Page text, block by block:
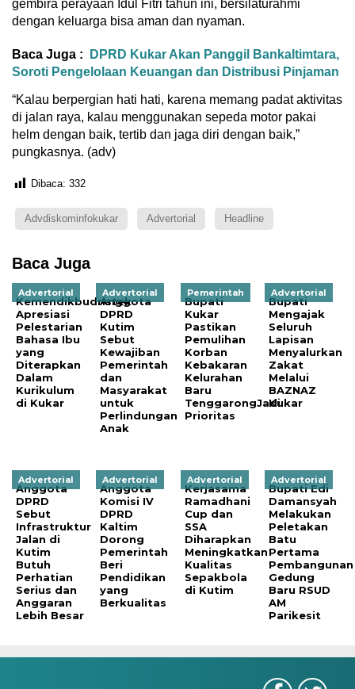
gembira perayaan Idul Fitri tahun ini, bersilaturahmi
dengan keluarga bisa aman dan nyaman.
Baca Juga :
DPRD Kukar Akan Panggil Bankaltimtara,
Soroti Pengelolaan Keuangan dan Distribusi Pinjaman
“Kalau berpergian hati hati, karena memang padat aktivitas
di jalan raya, kalau menggunakan sepeda motor pakai
helm dengan baik, tertib dan jaga diri dengan baik,”
pungkasnya. (adv)
Dibaca: 332
Advdiskominfokukar Advertorial Headline
Baca Juga
Advertorial
Kemendikbudristek
Apresiasi
Pelestarian
Bahasa Ibu
yang
Diterapkan
Dalam
Kurikulum
di Kukar
Advertorial
Anggota
DPRD
Kutim
Sebut
Kewajiban
Pemerintah
dan
Masyarakat
untuk
Perlindungan
Anak
Pemerintah
Bupati
Kukar
Pastikan
Pemulihan
Korban
Kebakaran
Kelurahan
Baru
TenggarongJadi
Prioritas
Advertorial
Bupati
Mengajak
Seluruh
Lapisan
Menyalurkan
Zakat
Melalui
BAZNAZ
Kukar
Advertorial
Anggota
DPRD
Sebut
Infrastruktur
Jalan di
Kutim
Butuh
Perhatian
Serius dan
Anggaran
Lebih Besar
Advertorial
Anggota
Komisi IV
DPRD
Kaltim
Dorong
Pemerintah
Beri
Pendidikan
yang
Berkualitas
Advertorial
Kerjasama
Ramadhani
Cup dan
SSA
Diharapkan
Meningkatkan
Kualitas
Sepakbola
di Kutim
Advertorial
Bupati Edi
Damansyah
Melakukan
Peletakan
Batu
Pertama
Pembangunan
Gedung
Baru RSUD
AM
Parikesit